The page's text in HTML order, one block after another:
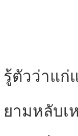
รู้ตัวว่าแก่
ยามหลับเ